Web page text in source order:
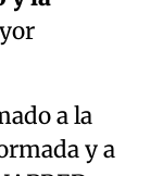
a la
y a